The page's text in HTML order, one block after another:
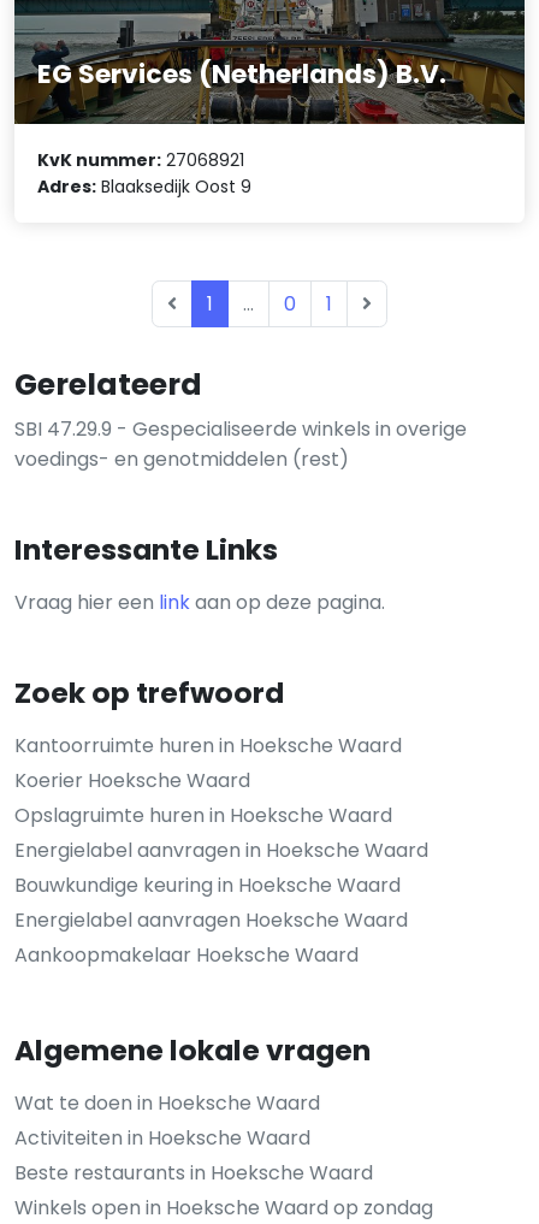
Gerelateerd
SBI 47.29.9 - Gespecialiseerde winkels in overige
voedings- en genotmiddelen (rest)
Interessante Links
Vraag hier een linkaan op deze pagina.
Zoek op trefwoord
Kantoorruimte huren in Hoeksche Waard
Koerier Hoeksche Waard
Opslagruimte huren in Hoeksche Waard
Energielabel aanvragen in Hoeksche Waard
Bouwkundige keuring in Hoeksche Waard
Energielabel aanvragen Hoeksche Waard
Aankoopmakelaar Hoeksche Waard
Algemene lokale vragen
Wat te doen in Hoeksche Waard
Activiteiten in Hoeksche Waard
Beste restaurants in Hoeksche Waard
Winkels open in Hoeksche Waard op zondag
EG Services (Netherlands) B.V.
KvK nummer: 27068921
Adres: Blaaksedijk Oost 9
1 ... 0 1